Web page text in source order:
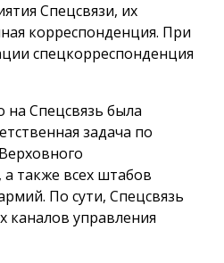
Спецсвязи, их
корреспонденция. При
спецкорреспонденция
на Спецсвязь была
задача по
также всех штабов
По сути, Спецсвязь
каналов управления